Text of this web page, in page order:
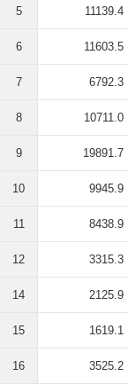
5 11139.4
6 11603.5
7 6792.3
8 10711.0
9 19891.7
10 9945.9
11 8438.9
12 3315.3
14 2125.9
15 1619.1
16 3525.2